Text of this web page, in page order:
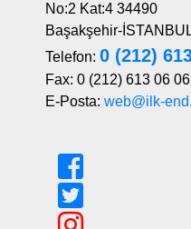
No:2 Kat:4 34490
Başakşehir-
Telefon: 0 (212)
Fax: 0 (212) 613 06 06
E-Posta: web@ilk-